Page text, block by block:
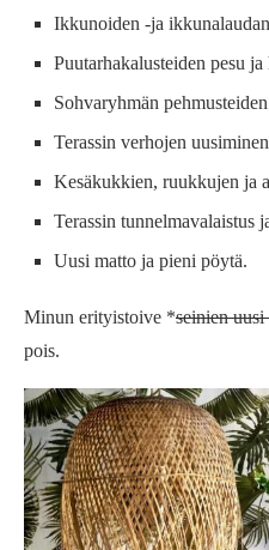
Ikkunoiden -ja
Puutarhakalusteiden pesu ja
Sohvaryhmän
Terassin verhojen
Kesäkukkien, ruukkujen ja
Terassin tunnelmavalaistus
Uusi matto ja pieni pöytä.
Minun erityistoive *seinien
pois.